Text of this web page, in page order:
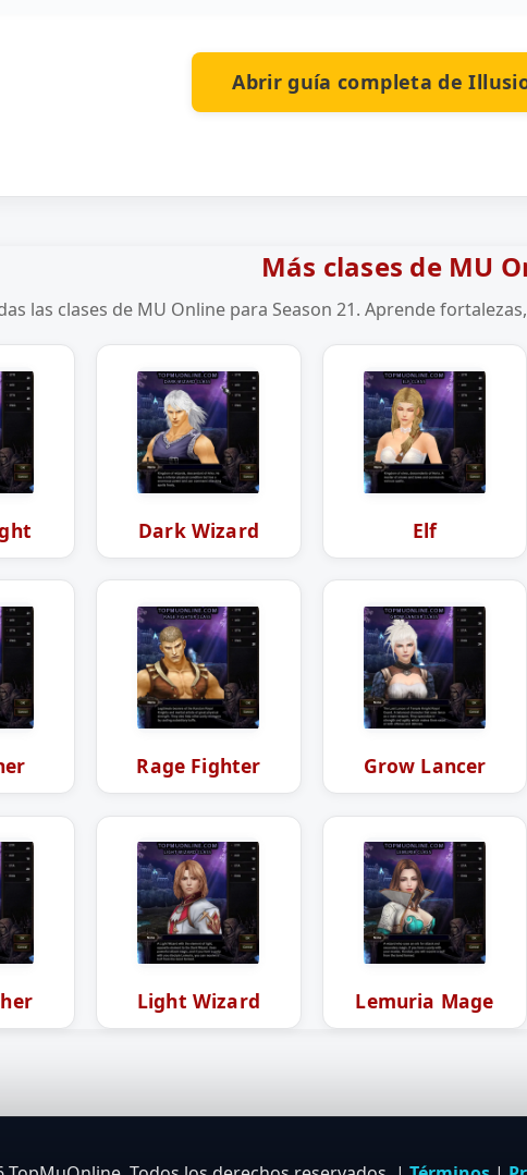
Abrir guía completa de
Más clases de MU
las clases de MU Online para Season 21. Aprende
Dark Wizard Elf
Rage Fighter Grow Lancer
Light Wizard Lemuria Mage